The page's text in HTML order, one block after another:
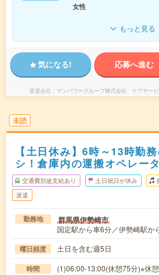
女性
もっと見る
気になる! 応募へ進む
派遣会社 マンパワーグループ株式会社 ケアサー
未読
【土日休み】6時～13時勤
シ！倉庫内の運搬オペレー
交通費別途支給あり 土日祝日が休み
派遣
勤務地 群馬県伊勢崎市
国定駅から車6分／伊勢崎駅か
曜日頻度 土日を含む週5日
時間
(1)06:00-13:00(休憩75分)※休